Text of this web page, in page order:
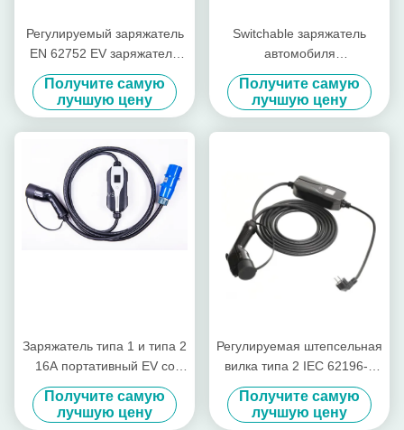
Регулируемый заряжатель
EN 62752 EV заряжателя
16A портативный EV
быстрый
Получите самую
лучшую цену
Switchable заряжатель
автомобиля
электротранспорта
заряжателя EVSE типа 2
10A/16A EV
Получите самую
лучшую цену
Заряжатель типа 1 и типа 2
16A портативный EV со
штепсельной вилкой
IEC309 CEE
Получите самую
лучшую цену
Регулируемая штепсельная
вилка типа 2 IEC 62196-2
заряжателя автомобиля
16A 5.5m домашняя EV
Получите самую
лучшую цену